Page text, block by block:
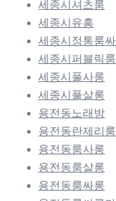
세종시셔츠룸
세종시유흥
세종시정통룸
세종시퍼블릭룸
세종시풀사롱
세종시풀살롱
용전동노래방
용전동란제리룸
용전동룸사롱
용전동룸살롱
용전동룸싸롱